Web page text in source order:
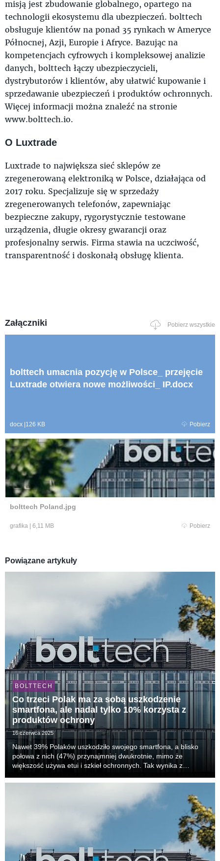
misją jest zbudowanie globalnego, opartego na
technologii ekosystemu dla ubezpieczeń. bolttech
obsługuje klientów na ponad 35 rynkach w Ameryce
Północnej, Azji, Europie i Afryce. Bazując na
kompetencjach cyfrowych i kompleksowej analizie
danych, bolttech łączy ubezpieczycieli,
dystrybutorów i klientów, aby ułatwić kupowanie i
sprzedawanie ubezpieczeń i produktów ochronnych.
Więcej informacji można znaleźć na stronie
www.bolttech.io.
O Luxtrade
Luxtrade to największa sieć sklepów ze
zregenerowaną elektroniką w Polsce, działająca od
2017 roku. Specjalizuje się w sprzedaży
zregenerowanych telefonów, zapewniając
bezpieczne zakupy, rygorystycznie testowane
urządzenia, długie okresy gwarancji oraz
profesjonalny serwis. Firma stawia na uczciwość,
transparentność i doskonałą obsługę klienta.
Załączniki Pobierz wszystkie
bolttech umacnia pozycję w Polsce_ przejęcie
Luxtrade otwiera nowe możliwości_ IP.docx
docx |126 KB Pobierz
bolttech Poland.jpg
grafika | 6,11 MB Pobierz
Powiązane artykuły
BOLTTECH
Co trzeci Polak ma za sobą uszkodzenie
smartfona, ale nadal tylko 10% korzysta z
produktów ochrony
16 czerwca 2025
Nawet 39% Polaków uszkodziło swojego smartfona, a blisko
połowa z nich (47%) przynajmniej dwukrotnie, mimo że
większość używa etui i szkieł ochronnych. Tak wynika z
przeprowadzonego przez IQS na zlecenie bolttech. Do